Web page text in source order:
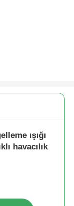
önce test edin,
alındıktan
sizin
ışığı